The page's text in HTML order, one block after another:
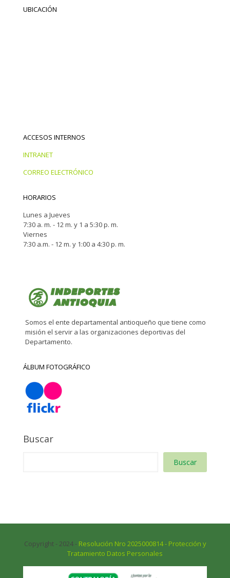
UBICACIÓN
ACCESOS INTERNOS
INTRANET
CORREO ELECTRÓNICO
HORARIOS
Lunes a Jueves
7:30 a. m. - 12 m. y 1 a 5:30 p. m.
Viernes
7:30 a.m. - 12 m. y 1:00 a 4:30 p. m.
Somos el ente departamental antioqueño que tiene como
misión el servir a las organizaciones deportivas del
Departamento.
ÁLBUM FOTOGRÁFICO
Buscar
Buscar
Copyright - 2024 - Resolución Nro 2025000814 - Protección y
Tratamiento Datos Personales